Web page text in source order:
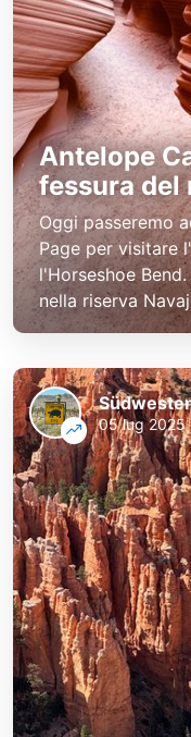
Antelope
fessura del
Oggi passeremo
Page per visitare
l'Horseshoe
nella riserva
05 lug 2025